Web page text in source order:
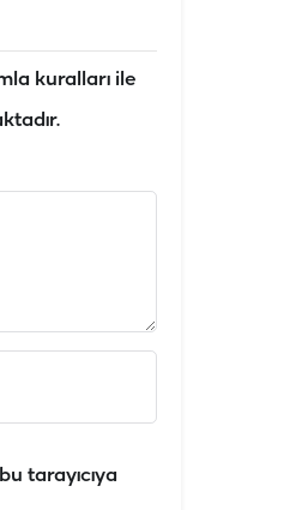
kuralları ile
tarayıcıya